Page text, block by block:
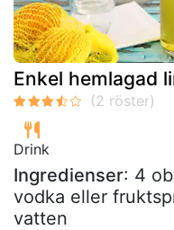
Enkel hemlagad
Drink
Ingredienser: 4
vodka eller
vatten